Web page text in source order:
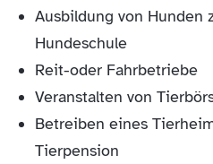
Ausbildung von Hunden
Hundeschule
Reit-oder Fahrbetriebe
Veranstalten von
Betreiben eines
Tierpension